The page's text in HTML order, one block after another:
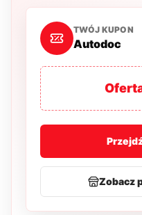
TWÓJ KUPON
Autodoc
Zobacz